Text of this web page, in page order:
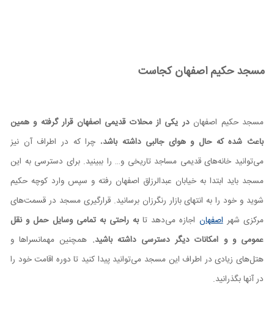
مسجد حکیم اصفهان کجاست
مسجد حکیم اصفهاندر یکی از محلات قدیمی اصفهان قرار گرفته و همین
باعث شده که حال و هوای جالبی داشته باشد، چرا که در اطراف آن نیز
می‌توانید خانه‌های قدیمی مساجد تاریخی و… را ببینید. برای دسترسی به این
مسجد باید ابتدا به خیابان عبدالرزاق اصفهان رفته و سپس وارد کوچه حکیم
شوید و خود را به انتهای بازار رنگرزان برسانید. قرارگیری مسجد در قسمت‌های
مرکزی شهراصفهان اجازه می‌دهد تابه راحتی به تمامی وسایل حمل و نقل
عمومی و و امکانات دیگر دسترسی داشته باشید. همچنین مهمانسراها و
هتل‌های زیادی در اطراف این مسجد می‌توانید پیدا کنید تا دوره اقامت خود را
در آنها بگذرانید.